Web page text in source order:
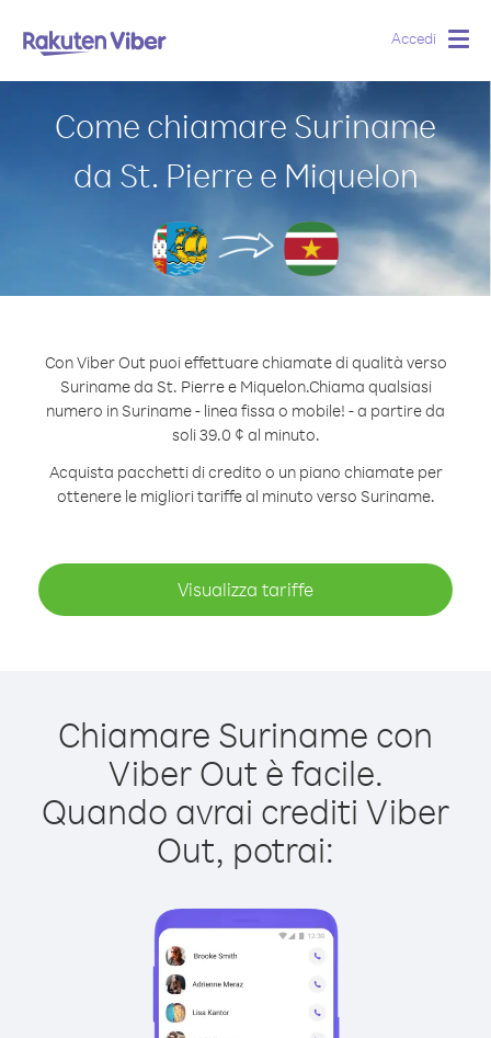
Accedi
Come chiamare Suriname
da St. Pierre e Miquelon
Con Viber Out puoi effettuare chiamate di qualità verso
Suriname da St. Pierre e Miquelon.Chiama qualsiasi
numero in Suriname - linea fissa o mobile! - a partire da
soli 39.0 ¢ al minuto.
Acquista pacchetti di credito o un piano chiamate per
ottenere le migliori tariffe al minuto verso Suriname.
Visualizza tariffe
Chiamare Suriname con
Viber Out è facile.
Quando avrai crediti Viber
Out, potrai: